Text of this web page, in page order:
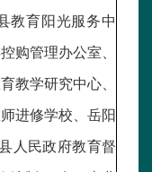
教育阳光服务中
购管理办公室、
教学研究中心、
进修学校、岳阳
人民政府教育督